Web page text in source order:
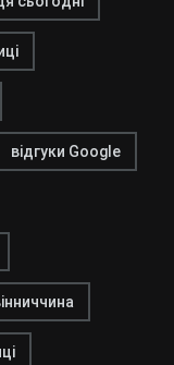
відгуки Google